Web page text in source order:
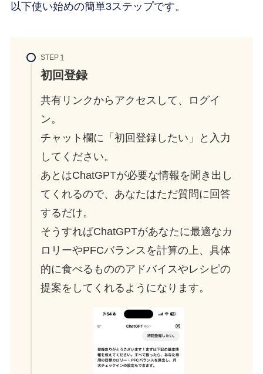
以下使い始めの簡単3ステップです。
STEP
初回登録
共有リンクからアクセスして、ログイ
ン。
チャット欄に「初回登録したい」と入力
してください。
あとはChatGPTが必要な情報を聞き出し
てくれるので、あなたはただ質問に回答
するだけ。
そうすればChatGPTがあなたに最適なカ
ロリーやPFCバランスを計算の上、具体
的に食べるもののアドバイスやレシピの
提案をしてくれるようになります。